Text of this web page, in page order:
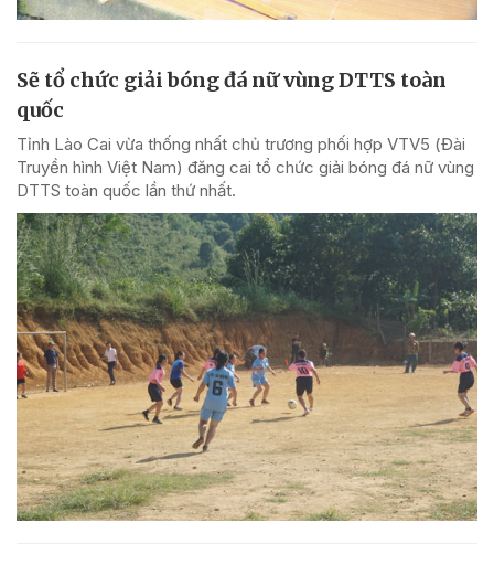
Sẽ tổ chức giải bóng đá nữ vùng DTTS toàn
quốc
Tỉnh Lào Cai vừa thống nhất chủ trương phối hợp VTV5 (Đài
Truyền hình Việt Nam) đăng cai tổ chức giải bóng đá nữ vùng
DTTS toàn quốc lần thứ nhất.